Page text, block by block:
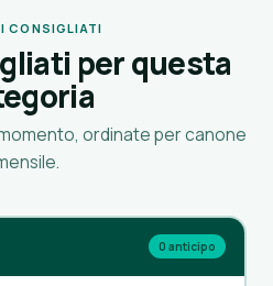
CONSIGLIATI
per questa
ordinate per canone
0 anticipo